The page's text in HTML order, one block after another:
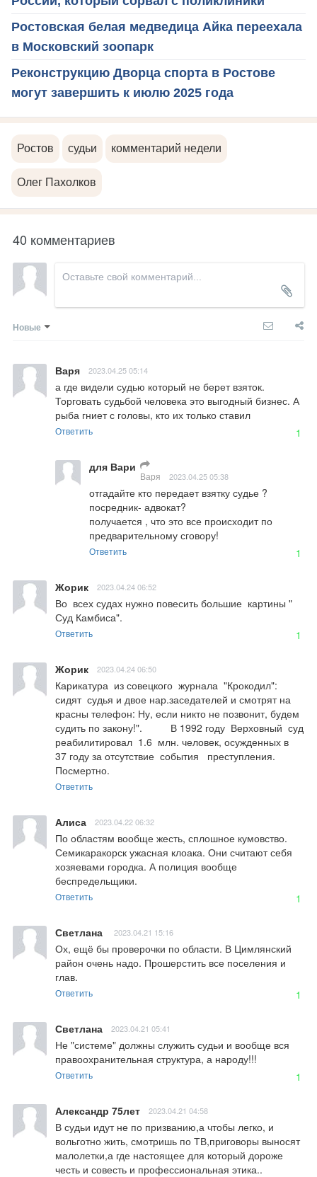
Ростовская белая медведица Айка переехала
в Московский зоопарк
Реконструкцию Дворца спорта в Ростове
могут завершить к июлю 2025 года
Ростов судьи комментарий недели
Олег Пахолков
40 комментариев
Новые
Варя 2023.04.25 05:14
а где видели судью который не берет взяток.
Торговать судьбой человека это выгодный бизнес. А
рыба гниет с головы, кто их только ставил
Ответить 1
для Вари
Варя 2023.04.25 05:38
отгадайте кто передает взятку судье ?
посредник- адвокат?
получается , что это все происходит по
предварительному сговору!
Ответить 1
Жорик 2023.04.24 06:52
Во  всех судах нужно повесить большие  картины "
Суд Камбиса".
Ответить 1
Жорик 2023.04.24 06:50
Карикатура  из совецкого  журнала  "Крокодил":
сидят  судья и двое нар.заседателей и смотрят на
красны телефон: Ну, если никто не позвонит, будем
судить по закону!".          В 1992 году  Верховный  суд
реабилитировал  1.6  млн. человек, осужденных в
37 году за отсутствие  события   преступления.
Посмертно.
Ответить
Алиса 2023.04.22 06:32
По областям вообще жесть, сплошное кумовство.
Семикаракорск ужасная клоака. Они считают себя
хозяевами городка. А полиция вообще
беспредельщики.
Ответить 1
Светлана 2023.04.21 15:16
Ох, ещё бы проверочки по области. В Цимлянский
район очень надо. Прошерстить все поселения и
глав.
Ответить 1
Светлана 2023.04.21 05:41
Не "системе" должны служить судьи и вообще вся
правоохранительная структура, а народу!!!
Ответить 1
Александр 75лет 2023.04.21 04:58
В судьи идут не по призванию,а чтобы легко, и
вольготно жить, смотришь по ТВ,приговоры выносят
малолетки,а где настоящее для который дороже
честь и совесть и профессиональная этика..